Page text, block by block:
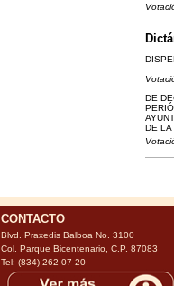
DE
DE LA
CONTACTO
Blvd. Praxedis Balboa No. 3100
Col. Parque Bicentenario, C.P. 87083
Tel: (834) 262 07 20